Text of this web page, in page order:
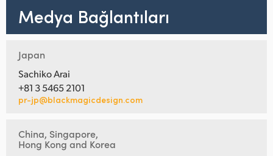
Medya Bağlantıları
Japan
Sachiko Arai
+81 3 5465 2101
pr-jp@blackmagicdesign.com
China, Singapore,
Hong Kong and Korea